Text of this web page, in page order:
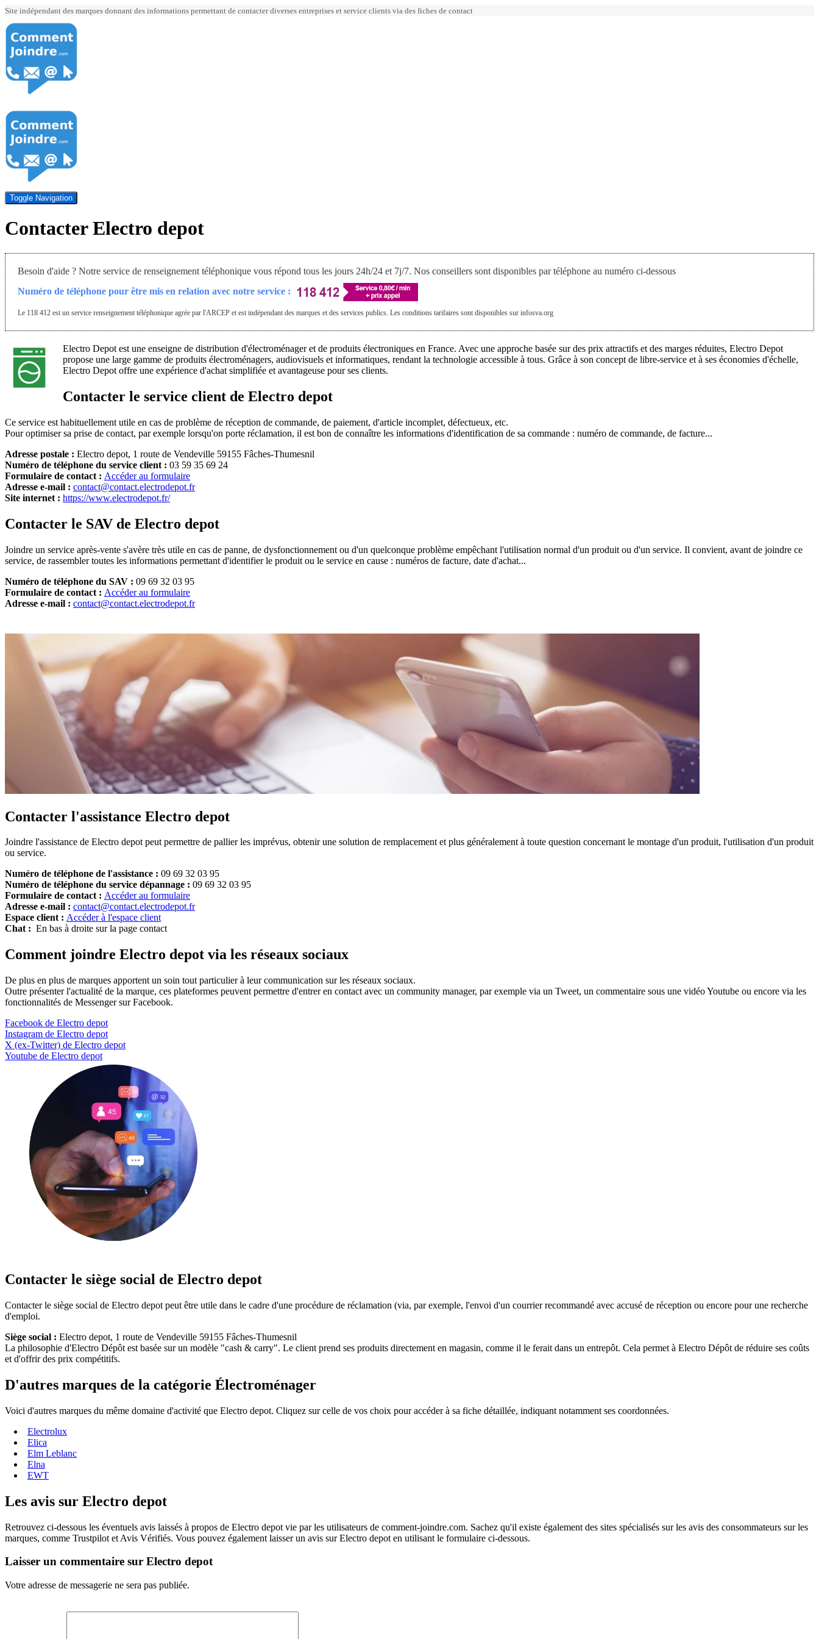
Site indépendant des marques donnant des informations permettant de contacter diverses entreprises et service clients via des fiches de contact
Toggle Navigation
Contacter Electro depot
Besoin d'aide ? Notre service de renseignement téléphonique vous répond tous les jours 24h/24 et 7j/7. Nos conseillers sont disponibles par téléphone au numéro ci-dessous
Numéro de téléphone pour être mis en relation avec notre service :
Le 118 412 est un service renseignement téléphonique agrée par l'ARCEP et est indépendant des marques et des services publics. Les conditions tarifaires sont disponibles sur infosva.org
Electro Depot est une enseigne de distribution d'électroménager et de produits électroniques en France. Avec une approche basée sur des prix attractifs et des marges réduites, Electro Depot
propose une large gamme de produits électroménagers, audiovisuels et informatiques, rendant la technologie accessible à tous. Grâce à son concept de libre-service et à ses économies d'échelle,
Electro Depot offre une expérience d'achat simplifiée et avantageuse pour ses clients.
Contacter le service client de Electro depot
Ce service est habituellement utile en cas de problème de réception de commande, de paiement, d'article incomplet, défectueux, etc.
Pour optimiser sa prise de contact, par exemple lorsqu'on porte réclamation, il est bon de connaître les informations d'identification de sa commande : numéro de commande, de facture...
Adresse postale : Electro depot, 1 route de Vendeville 59155 Fâches-Thumesnil
Numéro de téléphone du service client : 03 59 35 69 24
Formulaire de contact : Accéder au formulaire
Adresse e-mail : contact@contact.electrodepot.fr
Site internet : https://www.electrodepot.fr/
Contacter le SAV de Electro depot
Joindre un service après-vente s'avère très utile en cas de panne, de dysfonctionnement ou d'un quelconque problème empêchant l'utilisation normal d'un produit ou d'un service. Il convient, avant de joindre ce
service, de rassembler toutes les informations permettant d'identifier le produit ou le service en cause : numéros de facture, date d'achat...
Numéro de téléphone du SAV : 09 69 32 03 95
Formulaire de contact : Accéder au formulaire
Adresse e-mail : contact@contact.electrodepot.fr
Contacter l'assistance Electro depot
Joindre l'assistance de Electro depot peut permettre de pallier les imprévus, obtenir une solution de remplacement et plus généralement à toute question concernant le montage d'un produit, l'utilisation d'un produit
ou service.
Numéro de téléphone de l'assistance : 09 69 32 03 95
Numéro de téléphone du service dépannage : 09 69 32 03 95
Formulaire de contact : Accéder au formulaire
Adresse e-mail : contact@contact.electrodepot.fr
Espace client : Accéder à l'espace client
Chat : En bas à droite sur la page contact
Comment joindre Electro depot via les réseaux sociaux
De plus en plus de marques apportent un soin tout particulier à leur communication sur les réseaux sociaux.
Outre présenter l'actualité de la marque, ces plateformes peuvent permettre d'entrer en contact avec un community manager, par exemple via un Tweet, un commentaire sous une vidéo Youtube ou encore via les
fonctionnalités de Messenger sur Facebook.
Facebook de Electro depot
Instagram de Electro depot
X (ex-Twitter) de Electro depot
Youtube de Electro depot
Contacter le siège social de Electro depot
Contacter le siège social de Electro depot peut être utile dans le cadre d'une procédure de réclamation (via, par exemple, l'envoi d'un courrier recommandé avec accusé de réception ou encore pour une recherche
d'emploi.
Siège social : Electro depot, 1 route de Vendeville 59155 Fâches-Thumesnil
La philosophie d'Electro Dépôt est basée sur un modèle "cash & carry". Le client prend ses produits directement en magasin, comme il le ferait dans un entrepôt. Cela permet à Electro Dépôt de réduire ses coûts
et d'offrir des prix compétitifs.
D'autres marques de la catégorie Électroménager
Voici d'autres marques du même domaine d'activité que Electro depot. Cliquez sur celle de vos choix pour accéder à sa fiche détaillée, indiquant notamment ses coordonnées.
Electrolux
Elica
Elm Leblanc
Elna
EWT
Les avis sur Electro depot
Retrouvez ci-dessous les éventuels avis laissés à propos de Electro depot vie par les utilisateurs de comment-joindre.com. Sachez qu'il existe également des sites spécialisés sur les avis des consommateurs sur les
marques, comme Trustpilot et Avis Vérifiés. Vous pouvez également laisser un avis sur Electro depot en utilisant le formulaire ci-dessous.
Laisser un commentaire sur Electro depot
Votre adresse de messagerie ne sera pas publiée.